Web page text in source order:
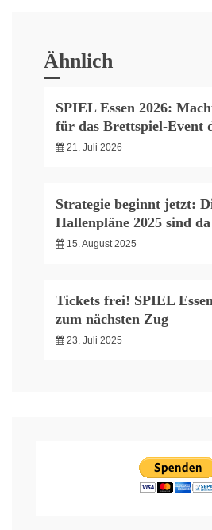
Ähnlich
SPIEL Essen 2026:
für das Brettspiel-Event
21. Juli 2026
Strategie beginnt jetzt:
Hallenpläne 2025 sind da
15. August 2025
Tickets frei! SPIEL
zum nächsten Zug
23. Juli 2025